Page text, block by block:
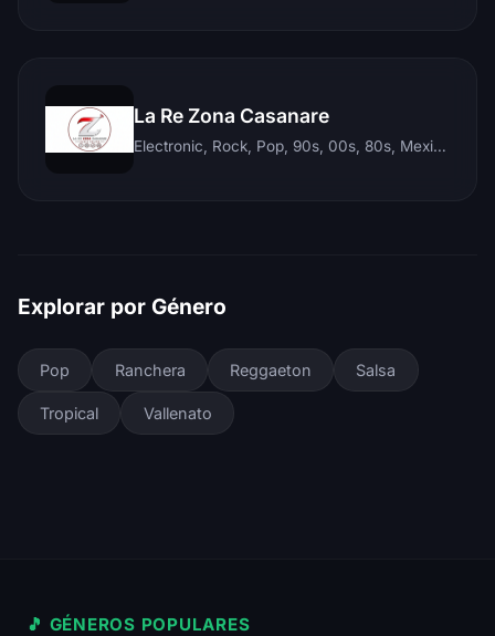
La Re Zona Casanare
Electronic, Rock, Pop, 90s, 00s, 80s, Mexican, Ranchera, Reggaeton, Instrumental, Salsa, Merengue, Tropical, Romantic, Vallenato, Llanera
Explorar por Género
Pop Ranchera Reggaeton Salsa
Tropical Vallenato
🎵 GÉNEROS POPULARES